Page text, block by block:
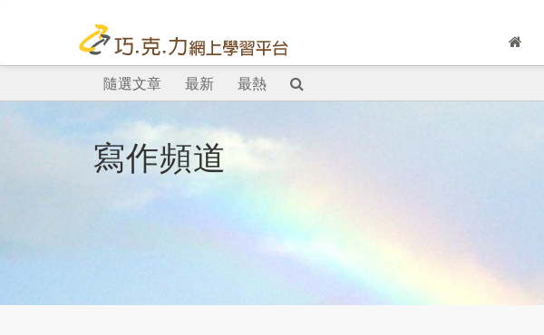
隨選文章 最新 最熱
寫作頻道